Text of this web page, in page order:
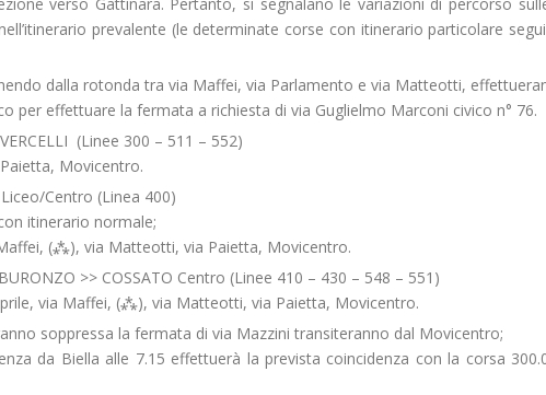
prevalente (le determinate corse con itinerario particolare
dalla rotonda tra via Maffei, via Parlamento e via Matteotti,
per effettuare la fermata a richiesta di via Guglielmo Marconi civico n° 76.
(Linee 300 – 511 – 552)
Movicentro.
Centro (Linea 400)
itinerario normale;
(⁂), via Matteotti, via Paietta, Movicentro.
>> COSSATO Centro (Linee 410 – 430 – 548 – 551)
via Maffei, (⁂), via Matteotti, via Paietta, Movicentro.
soppressa la fermata di via Mazzini transiteranno dal Movicentro;
da Biella alle 7.15 effettuerà la prevista coincidenza con la corsa